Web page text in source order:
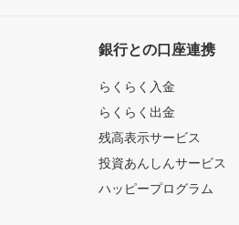
銀行との口座連携
らくらく入金
らくらく出金
残高表示サービス
投資あんしんサービス
ハッピープログラム